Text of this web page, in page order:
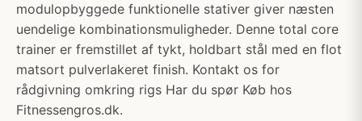
modulopbyggede funktionelle stativer giver næsten
uendelige kombinationsmuligheder. Denne total core
trainer er fremstillet af tykt, holdbart stål med en flot
matsort pulverlakeret finish. Kontakt os for
rådgivning omkring rigs Har du spør Køb hos
Fitnessengros.dk.